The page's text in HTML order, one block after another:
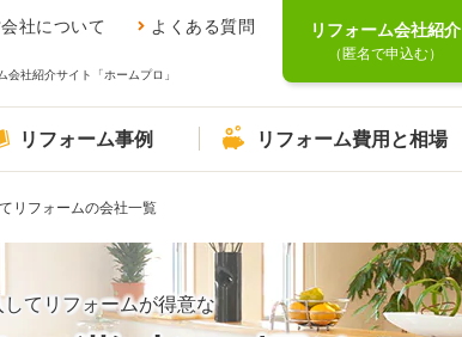
社について よくある質問
会社紹介サイト「ホームプロ」
リフォーム会社紹介
（匿名で申込む）
リフォーム事例 リフォーム費用と相場
リフォームの会社一覧
てリフォームが得意な